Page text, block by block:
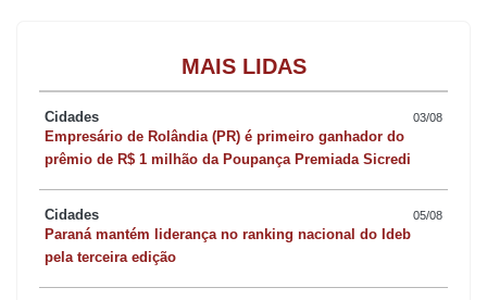
MAIS LIDAS
Cidades 03/08
Empresário de Rolândia (PR) é primeiro ganhador do
prêmio de R$ 1 milhão da Poupança Premiada Sicredi
Cidades 05/08
Paraná mantém liderança no ranking nacional do Ideb
pela terceira edição